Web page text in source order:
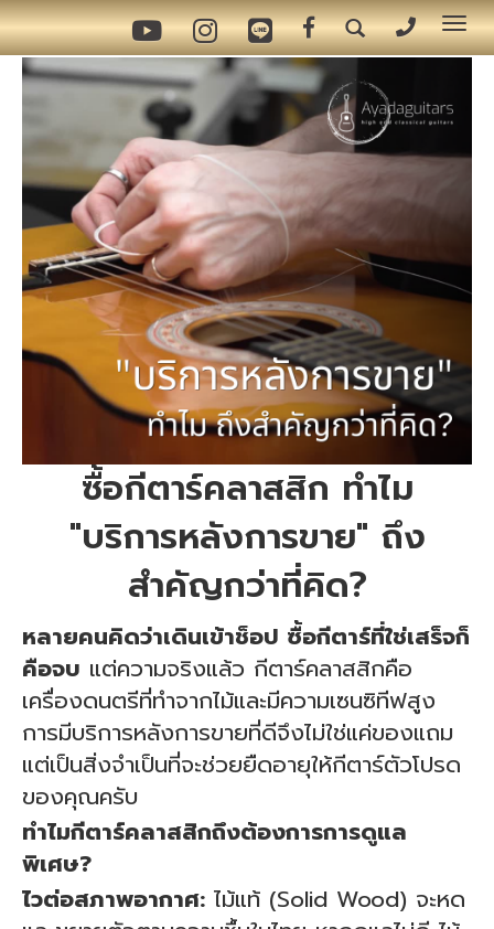
ซื้อกีตาร์คลาสสิก ทำไม
"บริการหลังการขาย" ถึง
สำคัญกว่าที่คิด?
หลายคนคิดว่าเดินเข้าช็อป ซื้อกีตาร์ที่ใช่เสร็จก็
คือจบ แต่ความจริงแล้ว กีตาร์คลาสสิกคือ
เครื่องดนตรีที่ทำจากไม้และมีความเซนซิทีฟสูง
การมีบริการหลังการขายที่ดีจึงไม่ใช่แค่ของแถม
แต่เป็นสิ่งจำเป็นที่จะช่วยยืดอายุให้กีตาร์ตัวโปรด
ของคุณครับ
ทำไมกีตาร์คลาสสิกถึงต้องการการดูแล
พิเศษ?
ไวต่อสภาพอากาศ: ไม้แท้ (Solid Wood) จะหด